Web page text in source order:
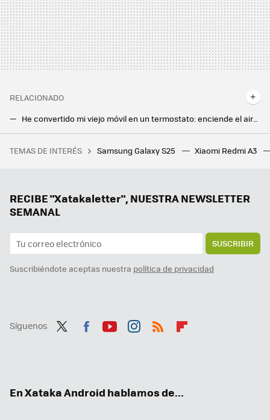
RELACIONADO
He convertido mi viejo móvil en un termostato: enciende el aire acondicionado cuando sube la temperatura (y puede quitarlo)
Si creías que Windows y Android se llevaban bien, espera a los Samsung Galaxy S25. Ningún otro Android se acerca
No han salido todavía, pero ya están más baratos: los nuevos Galaxy Watch de Samsung tienen una promo de lanzamiento muy jugosa
TEMAS DE INTERÉS Samsung Galaxy S25 Xiaomi Redmi A3
RECIBE "Xatakaletter", NUESTRA NEWSLETTER
SEMANAL
SUSCRIBIR
Suscribiéndote aceptas nuestra política de privacidad
Síguenos
En Xataka Android hablamos de...